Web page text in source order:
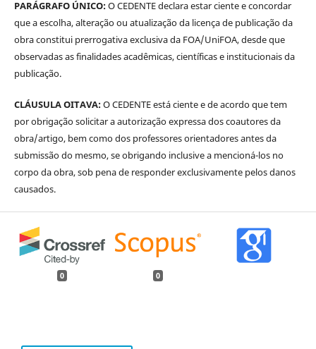
PARÁGRAFO ÚNICO:O CEDENTE declara estar ciente e concordar
que a escolha, alteração ou atualização da licença de publicação da
obra constitui prerrogativa exclusiva da FOA/UniFOA, desde que
observadas as finalidades acadêmicas, científicas e institucionais da
publicação.
CLÁUSULA OITAVA:O CEDENTE está ciente e de acordo que tem
por obrigação solicitar a autorização expressa dos coautores da
obra/artigo, bem como dos professores orientadores antes da
submissão do mesmo, se obrigando inclusive a mencioná-los no
corpo da obra, sob pena de responder exclusivamente pelos danos
causados.
0 0